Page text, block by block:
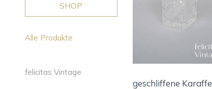
geschliffene Karaffe
SHOP
Alle Produkte
felicitas Vintage